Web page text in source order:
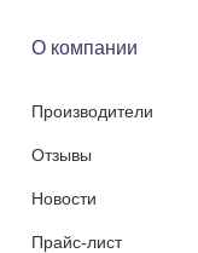
О компании
Производители
Отзывы
Новости
Прайс-лист